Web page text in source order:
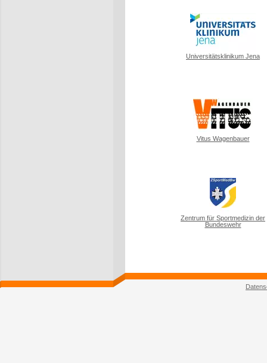
Universitätsklinikum Jena
Vitus Wagenbauer
Zentrum für Sportmedizin der
Bundeswehr